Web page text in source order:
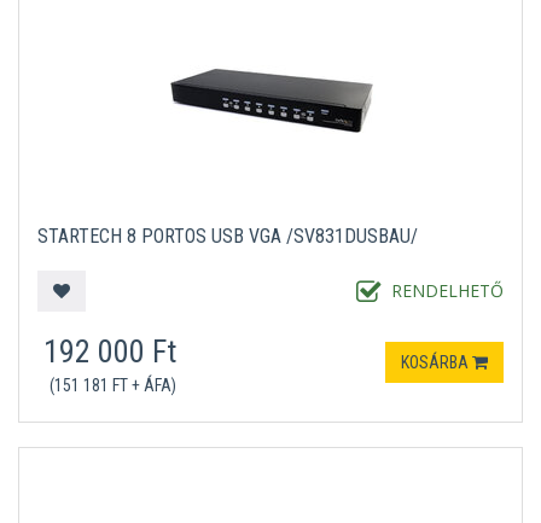
STARTECH 8 PORTOS USB VGA /SV831DUSBAU/
RENDELHETŐ
192 000 Ft
(151 181 FT + ÁFA)
KOSÁRBA